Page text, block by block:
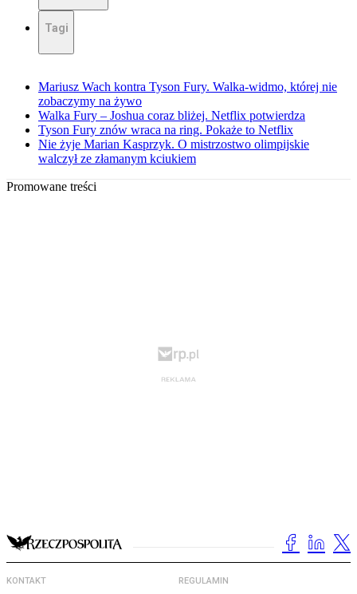
Tagi
Mariusz Wach kontra Tyson Fury. Walka-widmo, której nie
zobaczymy na żywo
Walka Fury – Joshua coraz bliżej. Netflix potwierdza
Tyson Fury znów wraca na ring. Pokaże to Netflix
Nie żyje Marian Kasprzyk. O mistrzostwo olimpijskie
walczył ze złamanym kciukiem
Promowane treści
KONTAKT REGULAMIN